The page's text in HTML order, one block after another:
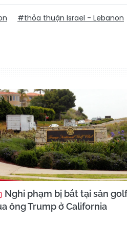
#thỏa thuận Israel - Lebanon
Nghi phạm bị bắt tại sân golf
ông Trump ở California